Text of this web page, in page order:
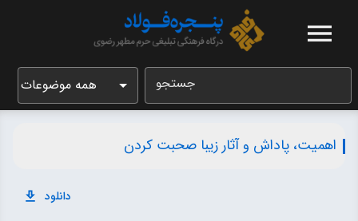
جستجو همه موضوعات
اهمیت، پاداش و آثار زیبا صحبت کردن
دانلود